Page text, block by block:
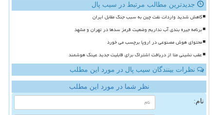
جدیدترین مطالب مرتبط در سیب پال
کاهش شدید واردات نفت چین به سبب جنگ مقابل ایران
برنامه جیره بندی آب نداریم وضعیت قرمز سدها در تهران و مشهد
محتوای هوش مصنوعی در اروپا برچسب می خورد
عقب نشینی متا از دریافت اشتراک برای قابلیت جدید عینک هوشمند
نظرات بینندگان سیب پال در مورد این مطلب
نظر شما در مورد این مطلب
نام: